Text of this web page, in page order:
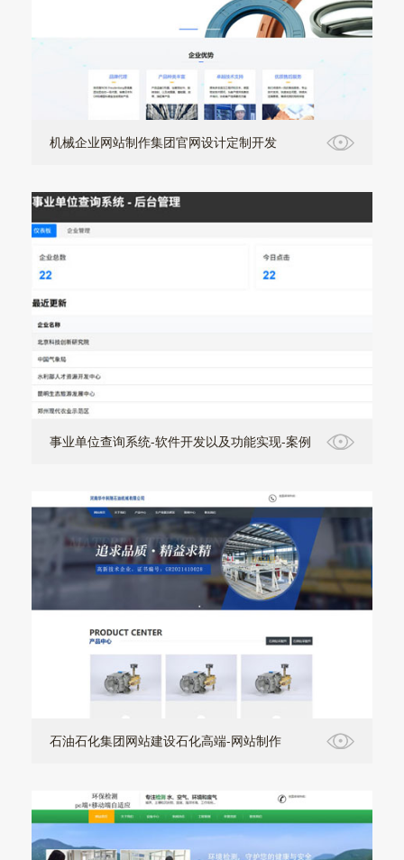
机械企业网站制作集团官网设计定制开发
事业单位查询系统-软件开发以及功能实现-案例
石油石化集团网站建设石化高端-网站制作